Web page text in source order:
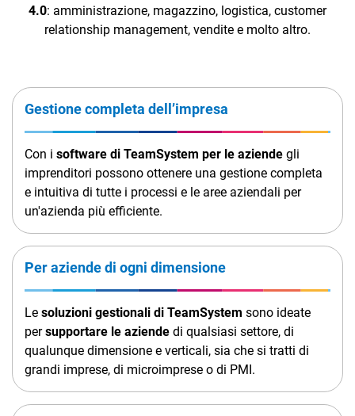
TeamSystem Store
4.0: amministrazione, magazzino, logistica, customer
relationship management, vendite e molto altro.
Gestione completa dell’impresa
Con i software di TeamSystem per le aziende gli
imprenditori possono ottenere una gestione completa
e intuitiva di tutte i processi e le aree aziendali per
un'azienda più efficiente.
Per aziende di ogni dimensione
Le soluzioni gestionali di TeamSystem sono ideate
persupportare le aziende di qualsiasi settore, di
qualunque dimensione e verticali, sia che si tratti di
grandi imprese, di microimprese o di PMI.